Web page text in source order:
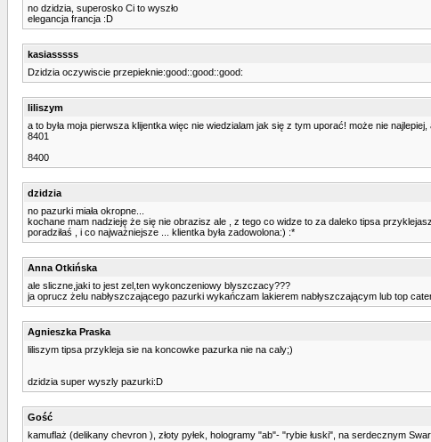
no dzidzia, superosko Ci to wyszło
elegancja francja :D
kasiasssss
Dzidzia oczywiscie przepieknie:good::good::good:
liliszym
a to była moja pierwsza klijentka więc nie wiedzialam jak się z tym uporać! może nie najlepiej,
8401
8400
dzidzia
no pazurki miała okropne...
kochane mam nadzieję że się nie obrazisz ale , z tego co widze to za daleko tipsa
poradziłaś , i co najważniejsze ... klientka była zadowolona:) :*
Anna Otkińska
ale sliczne,jaki to jest zel,ten wykonczeniowy blyszczacy???
ja oprucz żelu nabłyszczającego pazurki wykańczam lakierem nabłyszczającym lub top
Agnieszka Praska
liliszym tipsa przykleja sie na koncowke pazurka nie na caly;)
dzidzia super wyszly pazurki:D
Gość
kamuflaż (delikany chevron ), złoty pyłek, hologramy "ab"- "rybie łuski", na serdecznym